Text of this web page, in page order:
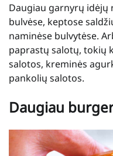
Daugiau garnyrų idėjų
bulvėse, keptose
naminėse bulvytėse.
paprastų salotų, tokių
salotos, kreminės
pankolių salotos.
Daugiau